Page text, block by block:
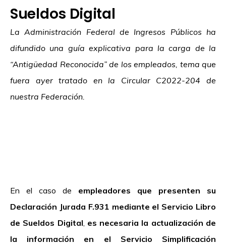
Sueldos Digital
La Administración Federal de Ingresos Públicos ha
difundido una guía explicativa para la carga de la
“Antigüedad Reconocida” de los empleados, tema que
fuera ayer tratado en la Circular C2022-204 de
nuestra Federación.
En el caso de empleadores que presenten su
Declaración Jurada F.931 mediante el Servicio Libro
de Sueldos Digital es necesaria la actualización de
la información en el Servicio Simplificación